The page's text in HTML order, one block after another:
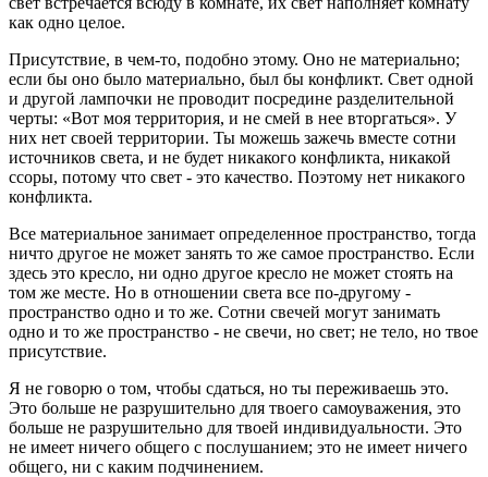
как одно целое.
Присутствие, в чем-то, подобно этому. Оно не материально;
если бы оно было материально, был бы конфликт. Свет одной
и другой лампочки не проводит посредине разделительной
черты: «Вот моя территория, и не смей в нее вторгаться». У
них нет своей территории. Ты можешь зажечь вместе сотни
источников света, и не будет никакого конфликта, никакой
ссоры, потому что свет - это качество. Поэтому нет никакого
конфликта.
Все материальное занимает определенное пространство, тогда
ничто другое не может занять то же самое пространство. Если
здесь это кресло, ни одно другое кресло не может стоять на
том же месте. Но в отношении света все по-другому -
пространство одно и то же. Сотни свечей могут занимать
одно и то же пространство - не свечи, но свет; не тело, но твое
присутствие.
Я не говорю о том, чтобы сдаться, но ты переживаешь это.
Это больше не разрушительно для твоего самоуважения, это
больше не разрушительно для твоей индивидуальности. Это
не имеет ничего общего с послушанием; это не имеет ничего
общего, ни с каким подчинением.